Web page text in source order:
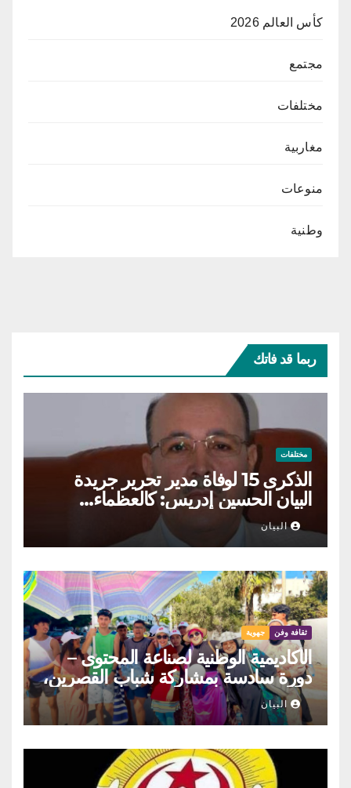
كأس العالم 2026
مجتمع
مختلفات
مغاربية
منوعات
وطنية
ربما قد فاتك
مختلفات
الذكرى 15 لوفاة مدير تحرير جريدة
البيان الحسين إدريس: كالعظماء…
عاش شامخا ورحل واقفا
البيان
ثقافة وفن جهوية
الأكاديمية الوطنية لصناعة المحتوى –
دورة سادسة بمشاركة شباب القصرين،
المنستير والمهدية
البيان